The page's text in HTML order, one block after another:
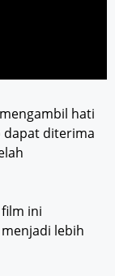
hati
dapat diterima
ini
lebih